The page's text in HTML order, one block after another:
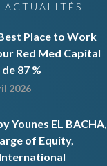
ACTUALITÉS
Place to Work
Red Med Capital
87 %
2026
Younes EL BACHA,
of Equity,